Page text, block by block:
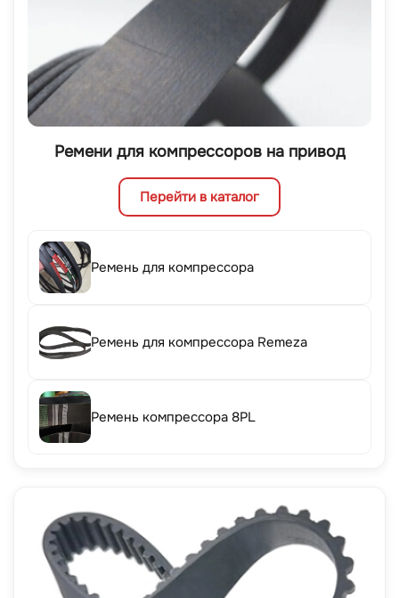
Ремени для компрессоров на привод
Перейти в каталог
Ремень для компрессора
Ремень для компрессора Remeza
Ремень компрессора 8PL